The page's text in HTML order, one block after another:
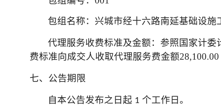
包组名称：兴城市经十六路南延基础设施
代理服务收费标准及金额：参照国家计
费标准向成交人收取代理服务费金额
七、公告期限
自本公告发布之日起 1 个工作日。